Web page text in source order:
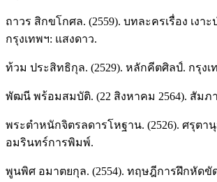
ถาวร สิกขโกศล. (2559). บทละครเรื่อง เงา
กรุงเทพฯ: แสงดาว.
ท้วม ประสิทธิกุล. (2529). หลักคีตศิลป์. กรุงเ
พัฒนี พร้อมสมบัติ. (22 สิงหาคม 2564). สัม
พระตำหนักจิตรลดารโหฐาน. (2526). ศรุตา
อมรินทร์การพิมพ์.
พูนพิศ อมาตยกุล. (2554). ทฤษฎีการฝึกหัดขัด